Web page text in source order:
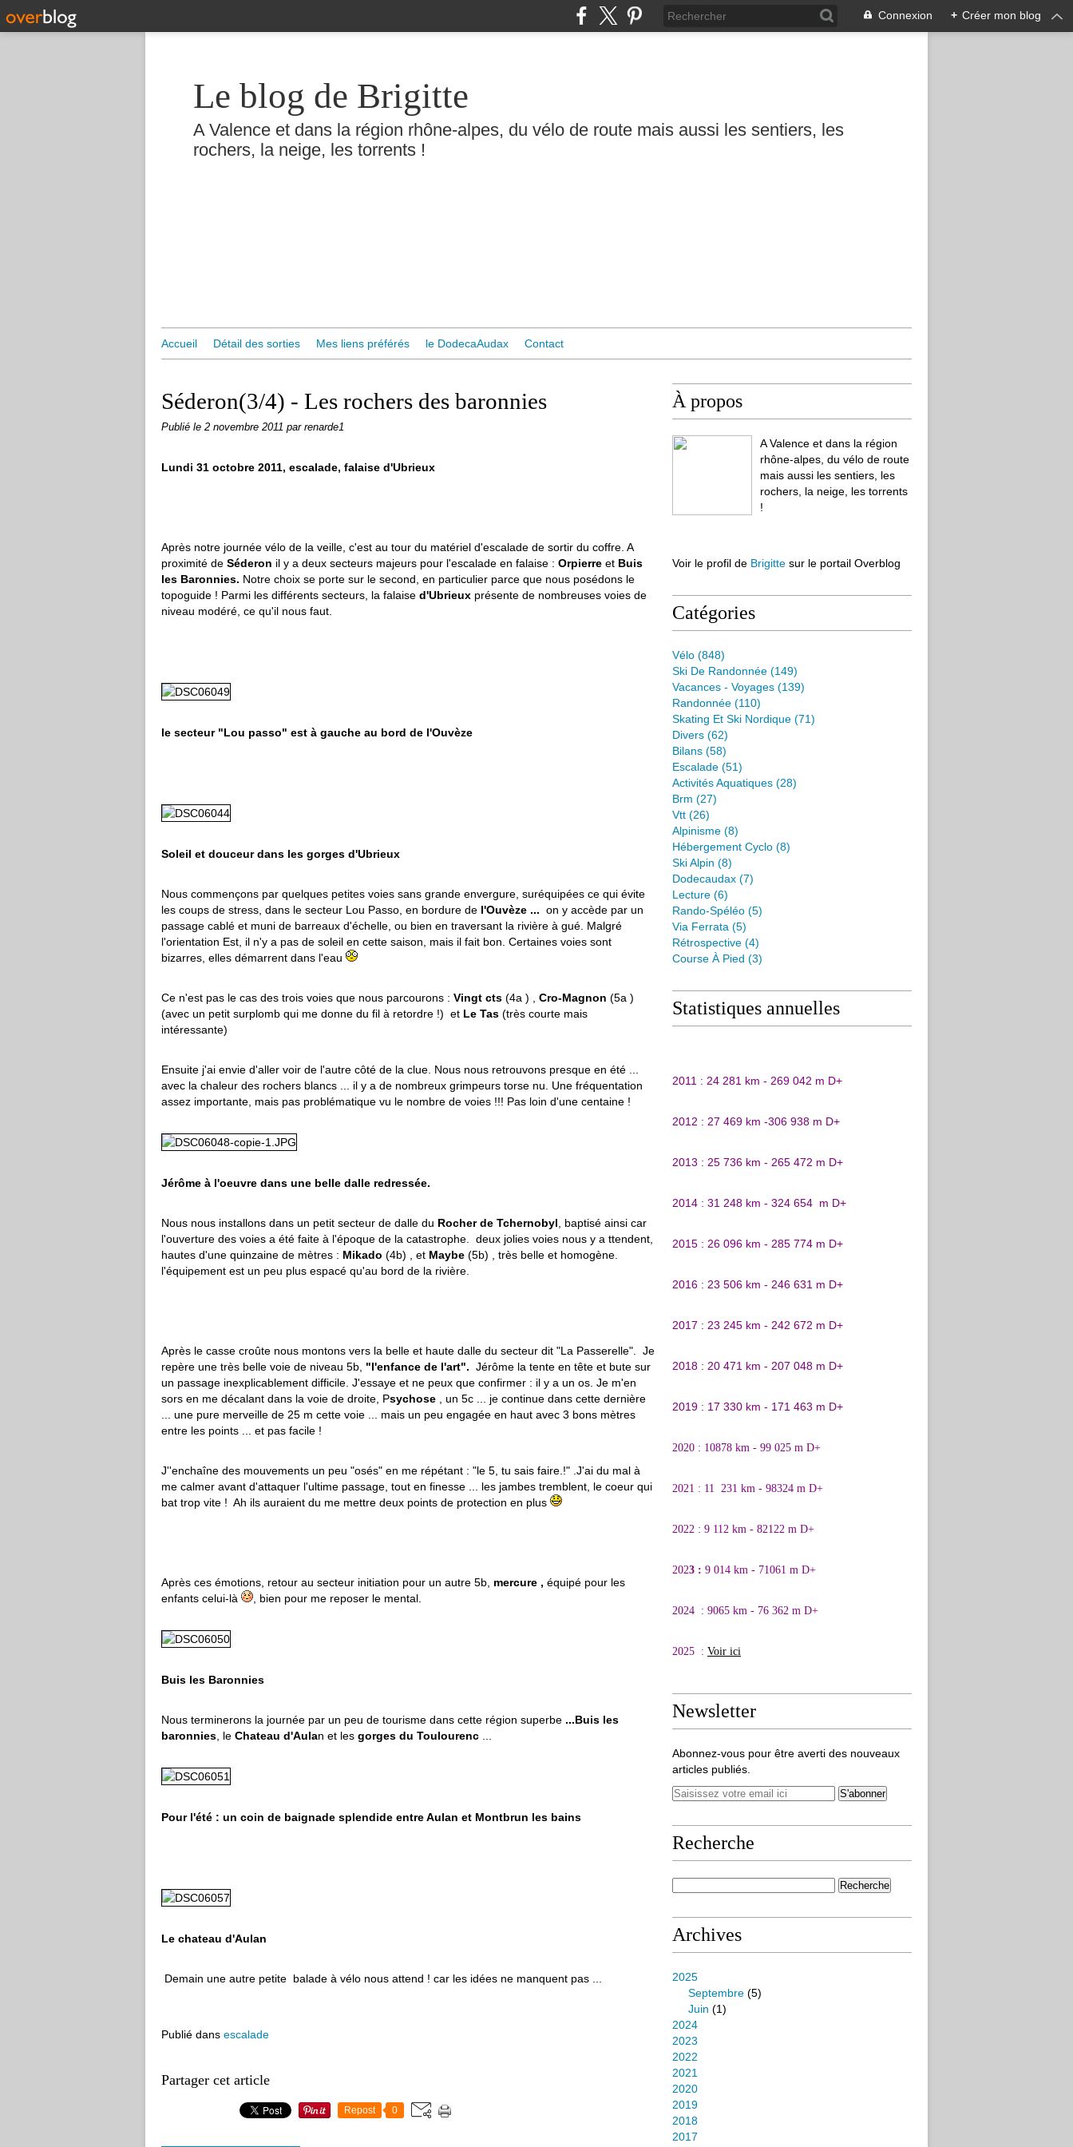
Connexion + Créer mon blog
Le blog de Brigitte
A Valence et dans la région rhône-alpes, du vélo de route mais aussi les sentiers, les
rochers, la neige, les torrents !
Accueil Détail des sorties Mes liens préférés le DodecaAudax Contact
Séderon(3/4) - Les rochers des baronnies
Publié le 2 novembre 2011 par renarde1
Lundi 31 octobre 2011, escalade, falaise d'Ubrieux
Après notre journée vélo de la veille, c'est au tour du matériel d'escalade de sortir du coffre. A
proximité de Séderon il y a deux secteurs majeurs pour l'escalade en falaise : Orpierre et Buis
les Baronnies. Notre choix se porte sur le second, en particulier parce que nous posédons le
topoguide ! Parmi les différents secteurs, la falaise d'Ubrieux présente de nombreuses voies de
niveau modéré, ce qu'il nous faut.
le secteur "Lou passo" est à gauche au bord de l'Ouvèze
Soleil et douceur dans les gorges d'Ubrieux
Nous commençons par quelques petites voies sans grande envergure, suréquipées ce qui évite
les coups de stress, dans le secteur Lou Passo, en bordure de l'Ouvèze ... on y accède par un
passage cablé et muni de barreaux d'échelle, ou bien en traversant la rivière à gué. Malgré
l'orientation Est, il n'y a pas de soleil en cette saison, mais il fait bon. Certaines voies sont
bizarres, elles démarrent dans l'eau
Ce n'est pas le cas des trois voies que nous parcourons : Vingt cts (4a ) , Cro-Magnon (5a )
(avec un petit surplomb qui me donne du fil à retordre !) et Le Tas (très courte mais
intéressante)
Ensuite j'ai envie d'aller voir de l'autre côté de la clue. Nous nous retrouvons presque en été ...
avec la chaleur des rochers blancs ... il y a de nombreux grimpeurs torse nu. Une fréquentation
assez importante, mais pas problématique vu le nombre de voies !!! Pas loin d'une centaine !
Jérôme à l'oeuvre dans une belle dalle redressée.
Nous nous installons dans un petit secteur de dalle du Rocher de Tchernobyl , baptisé ainsi car
l'ouverture des voies a été faite à l'époque de la catastrophe. deux jolies voies nous y a ttendent,
hautes d'une quinzaine de mètres : Mikado (4b) , et Maybe (5b) , très belle et homogène.
l'équipement est un peu plus espacé qu'au bord de la rivière.
Après le casse croûte nous montons vers la belle et haute dalle du secteur dit "La Passerelle". Je
repère une très belle voie de niveau 5b, "l'enfance de l'art". Jérôme la tente en tête et bute sur
un passage inexplicablement difficile. J'essaye et ne peux que confirmer : il y a un os. Je m'en
sors en me décalant dans la voie de droite, Psychose , un 5c ... je continue dans cette dernière
... une pure merveille de 25 m cette voie ... mais un peu engagée en haut avec 3 bons mètres
entre les points ... et pas facile !
J''enchaîne des mouvements un peu "osés" en me répétant : "le 5, tu sais faire.!" .J'ai du mal à
me calmer avant d'attaquer l'ultime passage, tout en finesse ... les jambes tremblent, le coeur qui
bat trop vite ! Ah ils auraient du me mettre deux points de protection en plus
Après ces émotions, retour au secteur initiation pour un autre 5b, mercure , équipé pour les
enfants celui-là
, bien pour me reposer le mental.
Buis les Baronnies
Nous terminerons la journée par un peu de tourisme dans cette région superbe ...Buis les
baronnies , le Chateau d'Aulan et les gorges du Toulourenc
Pour l'été : un coin de baignade splendide entre Aulan et Montbrun les bains
Le chateau d'Aulan
Demain une autre petite balade à vélo nous attend ! car les idées ne manquent pas ...
Publié dans escalade
Partager cet article
Repost 0
À propos
A Valence et dans la région
rhône-alpes, du vélo de route
mais aussi les sentiers, les
rochers, la neige, les torrents
!
Voir le profil de Brigitte sur le portail Overblog
Catégories
Vélo (848)
Ski De Randonnée (149)
Vacances - Voyages (139)
Randonnée (110)
Skating Et Ski Nordique (71)
Divers (62)
Bilans (58)
Escalade (51)
Activités Aquatiques (28)
Brm (27)
Vtt (26)
Alpinisme (8)
Hébergement Cyclo (8)
Ski Alpin (8)
Dodecaudax (7)
Lecture (6)
Rando-Spéléo (5)
Via Ferrata (5)
Rétrospective (4)
Course À Pied (3)
Statistiques annuelles
2011 : 24 281 km - 269 042 m D+
2012 : 27 469 km -306 938 m D+
2013 : 25 736 km - 265 472 m D+
2014 : 31 248 km - 324 654 m D+
2015 : 26 096 km - 285 774 m D+
2016 : 23 506 km - 246 631 m D+
2017 : 23 245 km - 242 672 m D+
2018 : 20 471 km - 207 048 m D+
2019 : 17 330 km - 171 463 m D+
2020 : 10878 km - 99 025 m D+
2021 : 11 231 km - 98324 m D+
2022 : 9 112 km - 82122 m D+
2023 : 9 014 km - 71061 m D+
2024 : 9065 km - 76 362 m D+
2025 : Voir ici
Newsletter
Abonnez-vous pour être averti des nouveaux
articles publiés.
Recherche
Archives
2025
Septembre (5)
Juin (1)
2024
2023
2022
2021
2020
2019
2018
2017